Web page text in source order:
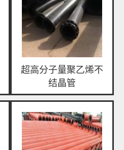
超高分子量聚乙烯不
结晶管